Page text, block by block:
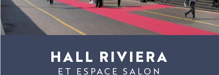
HALL RIVIERA
ET ESPACE SALON